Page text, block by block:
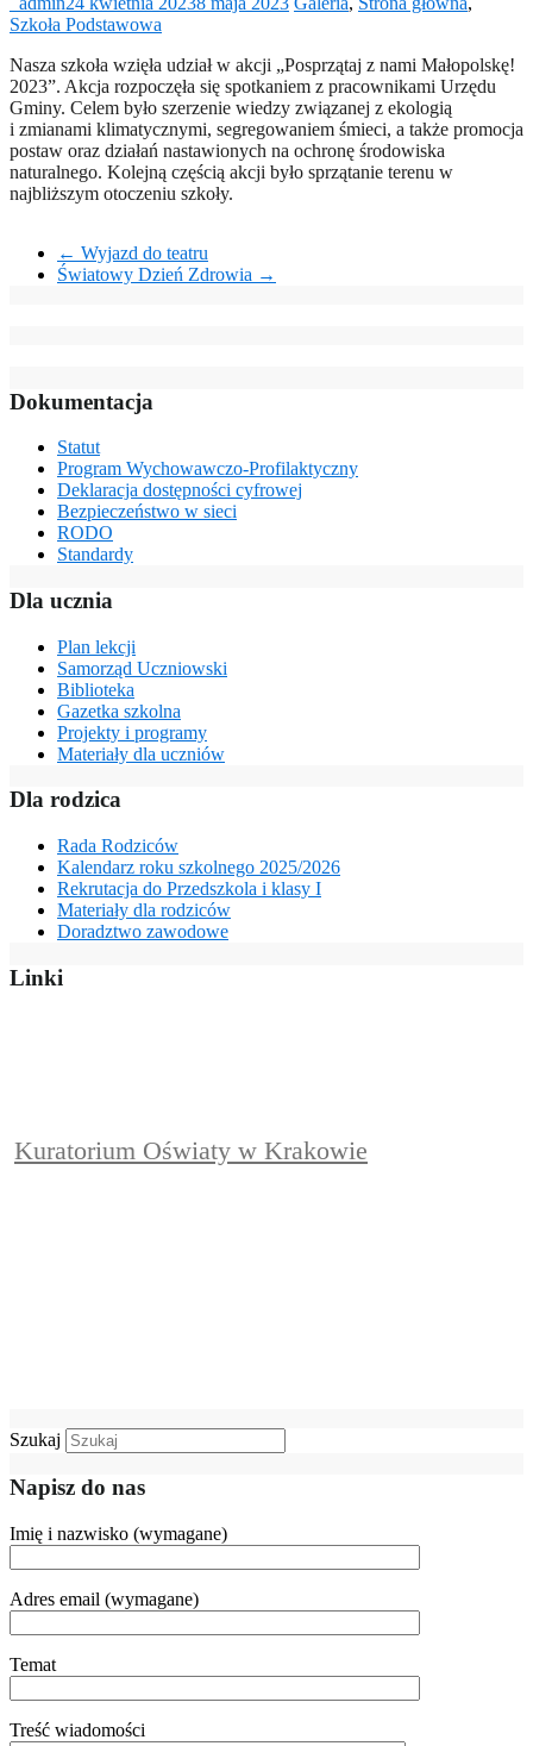
Szkoła Podstawowa
Nasza szkoła wzięła udział w akcji „Posprzątaj z nami Małopolskę!
2023”. Akcja rozpoczęła się spotkaniem z pracownikami Urzędu
Gminy. Celem było szerzenie wiedzy związanej z ekologią
i zmianami klimatycznymi, segregowaniem śmieci, a także promocja
postaw oraz działań nastawionych na ochronę środowiska
naturalnego. Kolejną częścią akcji było sprzątanie terenu w
najbliższym otoczeniu szkoły.
← Wyjazd do teatru
Światowy Dzień Zdrowia →
Dokumentacja
Statut
Program Wychowawczo-Profilaktyczny
Deklaracja dostępności cyfrowej
Bezpieczeństwo w sieci
RODO
Standardy
Dla ucznia
Plan lekcji
Samorząd Uczniowski
Biblioteka
Gazetka szkolna
Projekty i programy
Materiały dla uczniów
Dla rodzica
Rada Rodziców
Kalendarz roku szkolnego 2025/2026
Rekrutacja do Przedszkola i klasy I
Materiały dla rodziców
Doradztwo zawodowe
Linki
Kuratorium Oświaty w Krakowie
Szukaj
Napisz do nas
Imię i nazwisko (wymagane)
Adres email (wymagane)
Temat
Treść wiadomości